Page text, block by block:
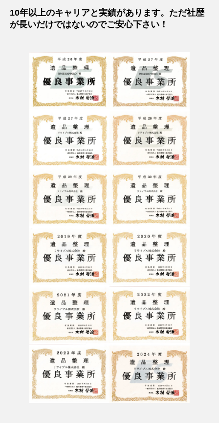
10年以上のキャリアと実績があります。ただ社歴
が長いだけではないのでご安心下さい！